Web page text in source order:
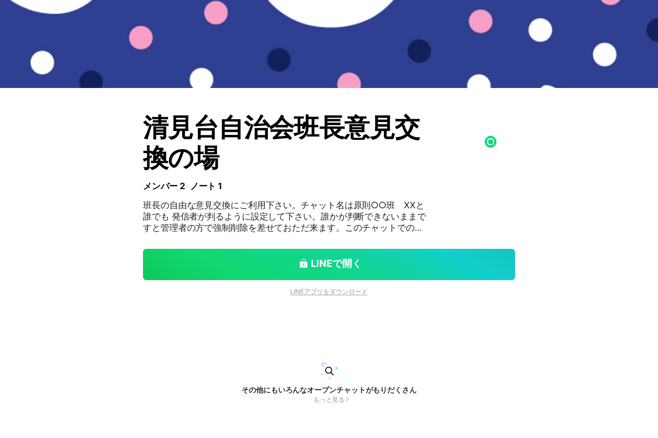
清見台自治会班長意見交
換の場
メンバー 2
ノート 1
班長の自由な意見交換にご利用下さい。チャット名は原則○○班 XXと
誰でも 発信者が判るように設定して下さい。誰かが判断できないままで
すと管理者の方で強制削除を差せておただ来ます。このチャットでの名
けば足していきますが、とりあえずは一般公開んしで班長どうしの意見
交換に制限させて頂きます。管理者は じちかい事務所です。
LINEで開く
LINEアプリをダウンロード
その他にもいろんなオープンチャットがもりだくさん
もっと見る